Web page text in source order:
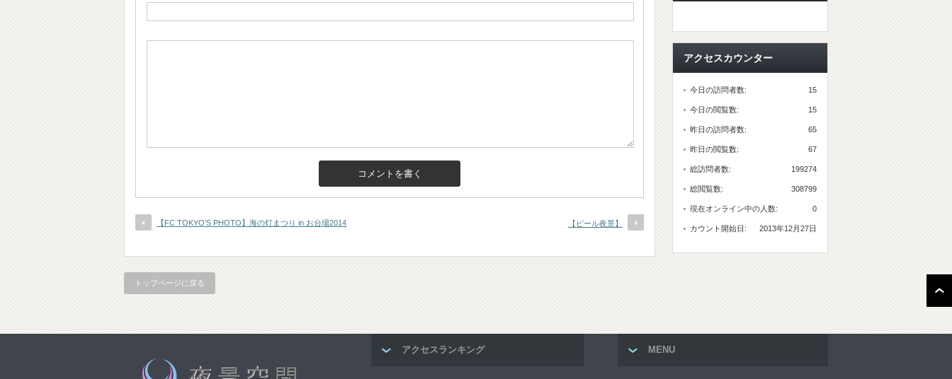
【FC TOKYO’S PHOTO】海の灯まつり in お台場2014 【ビール夜景】
トップページに戻る
アクセスカウンター
15
今日の訪問者数:
15
今日の閲覧数:
65
昨日の訪問者数:
67
昨日の閲覧数:
199274
総訪問者数:
308799
総閲覧数:
0
現在オンライン中の人数:
2013年12月27日
カウント開始日:
アクセスランキング MENU